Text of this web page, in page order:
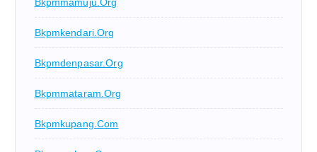
Bkpmkendari.org
Bkpmdenpasar.org
Bkpmmataram.org
Bkpmkupang.com